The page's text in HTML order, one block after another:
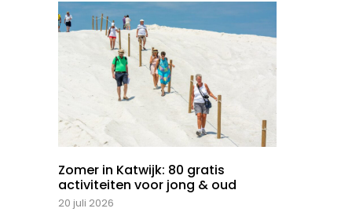
Zomer in Katwijk: 80 gratis
activiteiten voor jong & oud
20 juli 2026